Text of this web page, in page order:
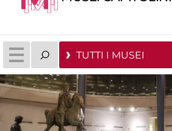
TUTTI I MUSEI